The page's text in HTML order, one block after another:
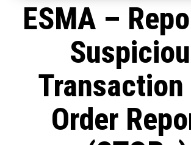
ESMA –
Transaction
Order